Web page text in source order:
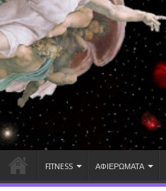
FITNESS ΑΦΙΕΡΩΜΑΤΑ